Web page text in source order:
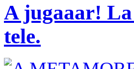
A jugaaar! La
tele.